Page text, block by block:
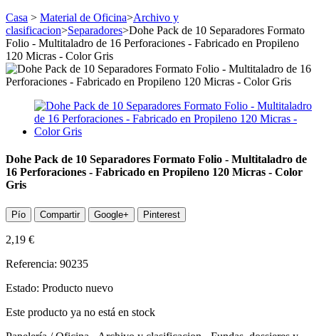
Casa > Material de Oficina>Archivo y
clasificacion>Separadores>Dohe Pack de 10 Separadores Formato
Folio - Multitaladro de 16 Perforaciones - Fabricado en Propileno
120 Micras - Color Gris
Dohe Pack de 10 Separadores Formato Folio - Multitaladro de
16 Perforaciones - Fabricado en Propileno 120 Micras - Color
Gris
Pío Compartir Google+ Pinterest
2,19 €
Referencia: 90235
Estado: Producto nuevo
Este producto ya no está en stock